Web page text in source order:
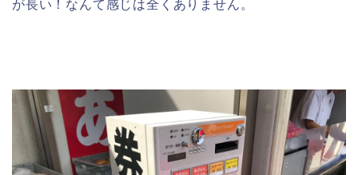
が長い！なんて感じは全くありません。